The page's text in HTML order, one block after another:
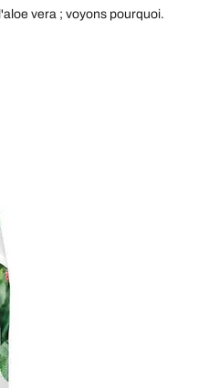
l'aloe vera ; voyons pourquoi.